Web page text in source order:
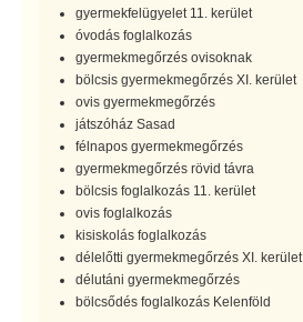
gyermekfelügyelet 11. kerület
óvodás foglalkozás
gyermekmegőrzés ovisoknak
bölcsis gyermekmegőrzés XI. kerület
ovis gyermekmegőrzés
játszóház Sasad
félnapos gyermekmegőrzés
gyermekmegőrzés rövid távra
bölcsis foglalkozás 11. kerület
ovis foglalkozás
kisiskolás foglalkozás
délelőtti gyermekmegőrzés XI. kerület
délutáni gyermekmegőrzés
bölcsődés foglalkozás Kelenföld